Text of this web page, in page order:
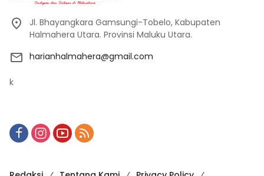
Jl. Bhayangkara Gamsungi-Tobelo, Kabupaten
Halmahera Utara. Provinsi Maluku Utara.
harianhalmahera@gmail.com
k